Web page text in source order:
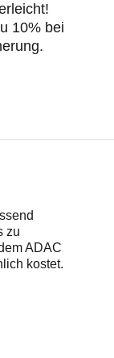
10% bei
zu
ADAC
kostet.